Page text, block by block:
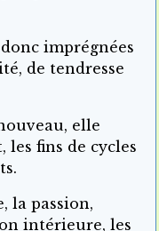
imprégnées
de tendresse
elle
fins de cycles
la passion,
intérieure, les